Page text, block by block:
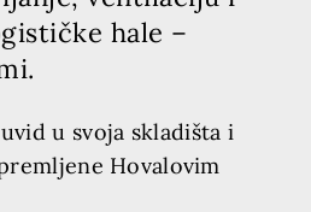
hale –
u svoja skladišta i
Hovalovim